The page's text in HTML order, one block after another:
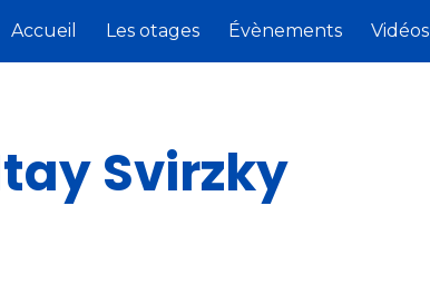
Skip to navigation
Accueil Les otages Évènements Vidéos
Svirzky